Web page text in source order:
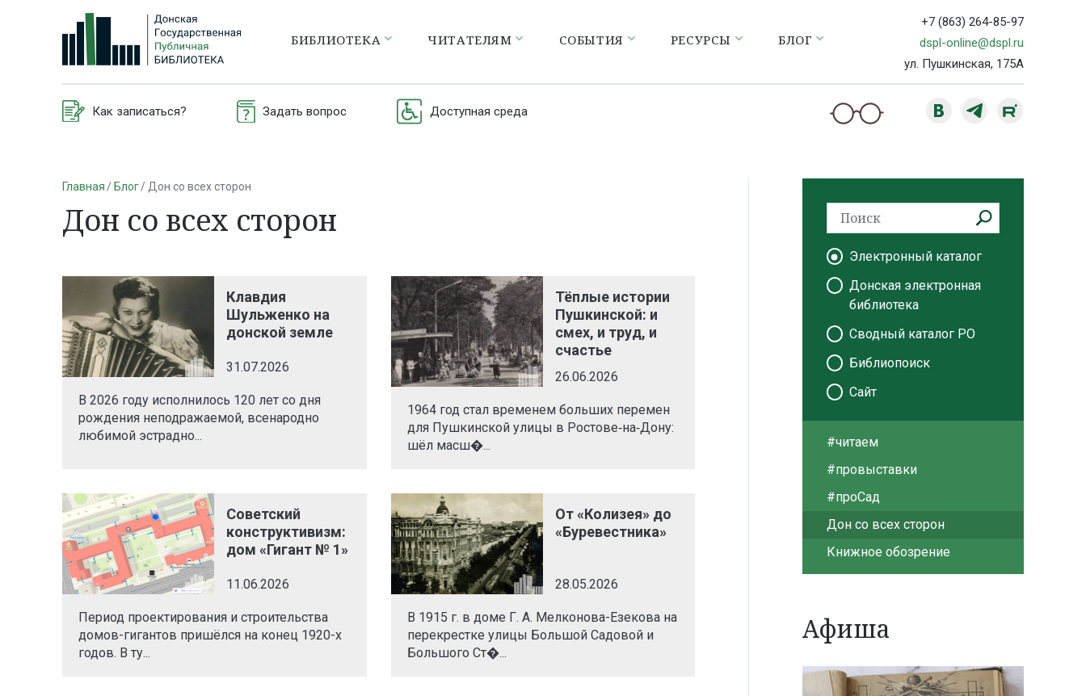
БИБЛИОТЕКА ЧИТАТЕЛЯМ СОБЫТИЯ РЕСУРСЫ БЛОГ
+7 (863) 264-85-97
dspl-online@dspl.ru
ул. Пушкинская, 175А
Как записаться? Задать вопрос Доступная среда
Главная Блог Дон со всех сторон
Дон со всех сторон
Клавдия
Шульженко на
донской земле
31.07.2026
В 2026 году исполнилось 120 лет со дня
рождения неподражаемой, всенародно
любимой эстрадно...
Тёплые истории
Пушкинской: и
смех, и труд, и
счастье
26.06.2026
1964 год стал временем больших перемен
для Пушкинской улицы в Ростове‑на‑Дону:
шёл масш�...
Советский
конструктивизм:
дом «Гигант № 1»
11.06.2026
Период проектирования и строительства
домов-гигантов пришёлся на конец 1920-х
годов. В ту...
От «Колизея» до
«Буревестника»
28.05.2026
В 1915 г. в доме Г. А. Мелконова-Езекова на
перекрестке улицы Большой Садовой и
Большого Ст�...
Электронный каталог
Донская электронная
библиотека
Сводный каталог РО
Библиопоиск
Сайт
#читаем
#провыставки
#проСад
Дон со всех сторон
Книжное обозрение
Афиша